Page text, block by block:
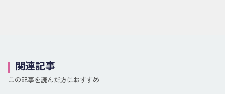
関連記事
この記事を読んだ方におすすめ